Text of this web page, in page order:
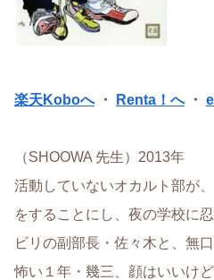
楽天Koboへ・ Renta！へ・
（SHOOWA 先生）2013年
活動していないオカルト部が
をすることにし、夜の学校に
ビリの副部長・佐々木と、無
怖い１年・幾三、顔はいいけ